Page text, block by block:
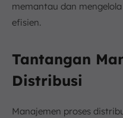
memantau dan
efisien.
Tantangan
Distribusi
Manajemen proses